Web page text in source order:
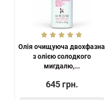
Олія очищуюча двохфазна
з олією солодкого
мигдалю,...
645 грн.